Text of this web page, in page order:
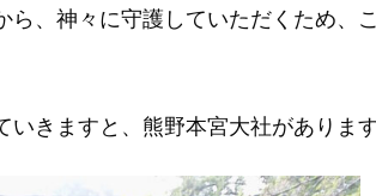
、神々に守護していただくため、
きますと、熊野本宮大社があります